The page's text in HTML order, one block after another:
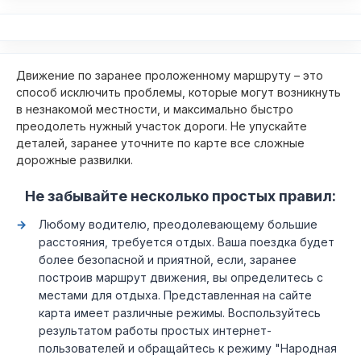
Движение по заранее проложенному маршруту – это
способ исключить проблемы, которые могут возникнуть
в незнакомой местности, и максимально быстро
преодолеть нужный участок дороги. Не упускайте
деталей, заранее уточните по карте все сложные
дорожные развилки.
Не забывайте несколько простых правил:
Любому водителю, преодолевающему большие
расстояния, требуется отдых. Ваша поездка будет
более безопасной и приятной, если, заранее
построив маршрут движения, вы определитесь с
местами для отдыха. Представленная на сайте
карта имеет различные режимы. Воспользуйтесь
результатом работы простых интернет-
пользователей и обращайтесь к режиму "Народная